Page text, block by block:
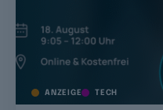
ANZEIGE TECH